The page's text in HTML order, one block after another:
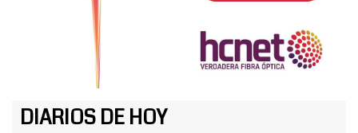
DIARIOS DE HOY